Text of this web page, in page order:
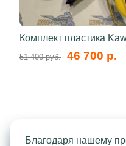
Комплект пластика
51 400 руб. 46 700 р.
Благодаря нашему